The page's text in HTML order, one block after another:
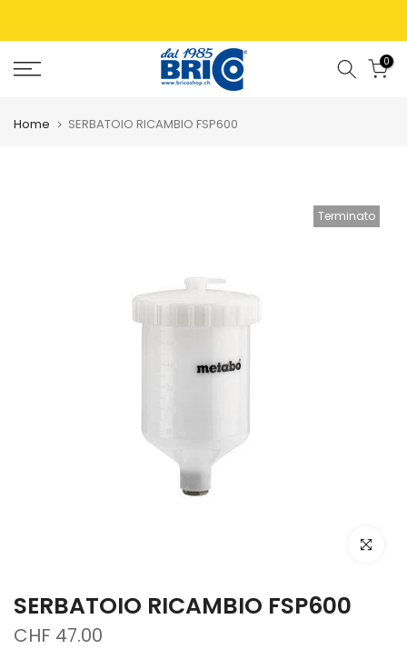
0
Home SERBATOIO RICAMBIO FSP600
Terminato
clicca
SERBATOIO RICAMBIO FSP600
CHF 47.00